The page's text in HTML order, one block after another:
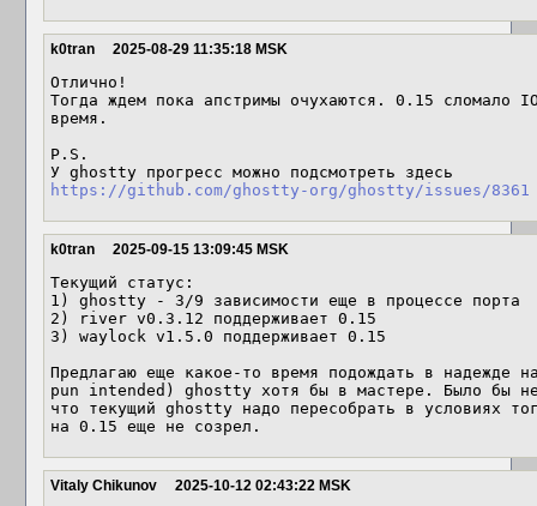
k0tran 2025-08-29 11:35:18 MSK
Отлично!
Тогда ждем пока апстримы очухаются. 0.15 сломало
время.
P.S.
https://github.com/ghostty-org/ghostty/issues/8361
k0tran 2025-09-15 13:09:45 MSK
Текущий статус:
1) ghostty - 3/9 зависимости еще в процессе порта
2) river v0.3.12 поддерживает 0.15
3) waylock v1.5.0 поддерживает 0.15
Предлагаю еще какое-то время подождать в надежде
pun intended) ghostty хотя бы в мастере. Было бы не
что текущий ghostty надо пересобрать в условиях
на 0.15 еще не созрел.
Vitaly Chikunov 2025-10-12 02:43:22 MSK